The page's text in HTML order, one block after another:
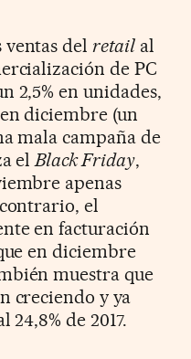
ventas delretail al
de PC
2,5% en unidades,
diciembre (un
mala campaña de
elBlack Friday,
apenas
el
en facturación
en diciembre
muestra que
creciendo y ya
24,8% de 2017.